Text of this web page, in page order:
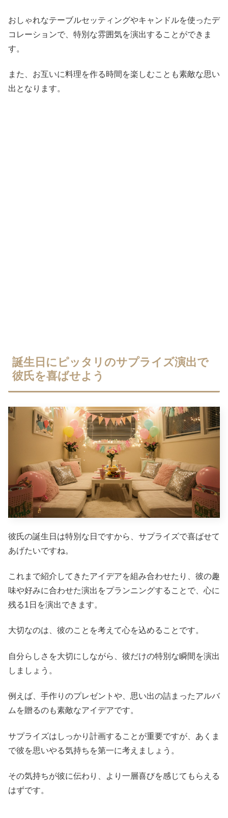
おしゃれなテーブルセッティングやキャンドルを使ったデ
コレーションで、特別な雰囲気を演出することができま
す。
また、お互いに料理を作る時間を楽しむことも素敵な思い
出となります。
誕生日にピッタリのサプライズ演出で
彼氏を喜ばせよう
彼氏の誕生日は特別な日ですから、サプライズで喜ばせて
あげたいですね。
これまで紹介してきたアイデアを組み合わせたり、彼の趣
味や好みに合わせた演出をプランニングすることで、心に
残る1日を演出できます。
大切なのは、彼のことを考えて心を込めることです。
自分らしさを大切にしながら、彼だけの特別な瞬間を演出
しましょう。
例えば、手作りのプレゼントや、思い出の詰まったアルバ
ムを贈るのも素敵なアイデアです。
サプライズはしっかり計画することが重要ですが、あくま
で彼を思いやる気持ちを第一に考えましょう。
その気持ちが彼に伝わり、より一層喜びを感じてもらえる
はずです。